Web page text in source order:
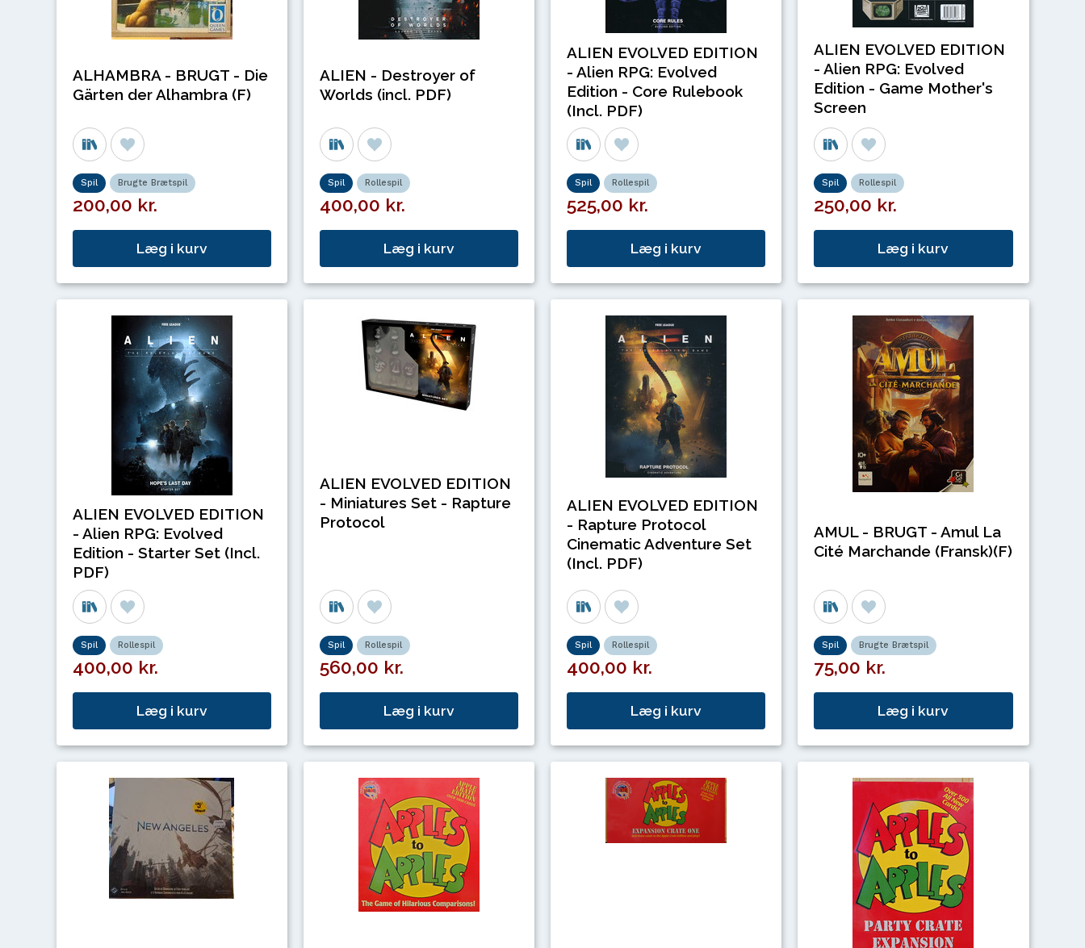
ALHAMBRA - BRUGT - Die
Gärten der Alhambra (F)
Spil Brugte Brætspil
200,00 kr.
Læg i kurv
ALIEN - Destroyer of
Worlds (incl. PDF)
Spil Rollespil
400,00 kr.
Læg i kurv
ALIEN EVOLVED EDITION
- Alien RPG: Evolved
Edition - Core Rulebook
(Incl. PDF)
Spil Rollespil
525,00 kr.
Læg i kurv
ALIEN EVOLVED EDITION
- Alien RPG: Evolved
Edition - Game Mother's
Screen
Spil Rollespil
250,00 kr.
Læg i kurv
ALIEN EVOLVED EDITION
- Alien RPG: Evolved
Edition - Starter Set (Incl.
PDF)
Spil Rollespil
400,00 kr.
Læg i kurv
ALIEN EVOLVED EDITION
- Miniatures Set - Rapture
Protocol
Spil Rollespil
560,00 kr.
Læg i kurv
ALIEN EVOLVED EDITION
- Rapture Protocol
Cinematic Adventure Set
(Incl. PDF)
Spil Rollespil
400,00 kr.
Læg i kurv
AMUL - BRUGT - Amul La
Cité Marchande (Fransk)(F)
Spil Brugte Brætspil
75,00 kr.
Læg i kurv